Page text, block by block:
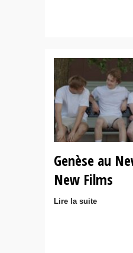
Genèse au
New Films
Lire la suite